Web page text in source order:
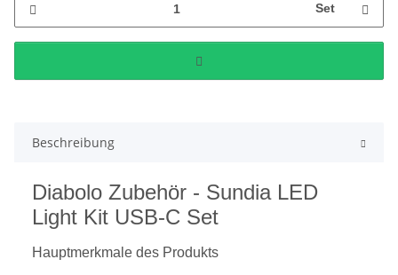
Set
Beschreibung
Diabolo Zubehör - Sundia LED
Light Kit USB-C Set
Hauptmerkmale des Produkts